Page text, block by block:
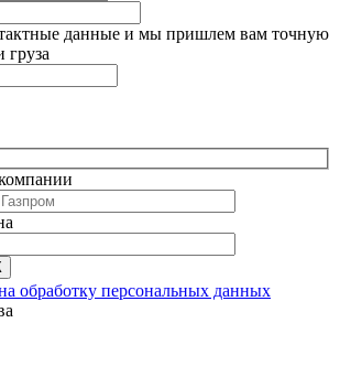
данные и мы пришлем вам точную
груза
обработку персональных данных